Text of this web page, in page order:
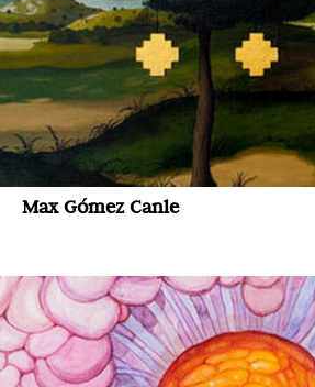
Max Gómez Canle